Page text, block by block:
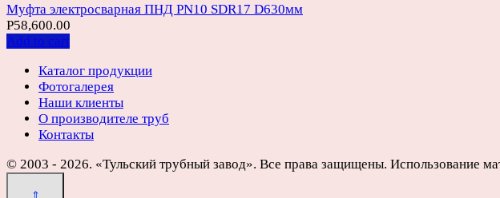
Муфта электросварная ПНД PN10 SDR17 D630мм
Р58,600.00
Add to cart
Каталог продукции
Фотогалерея
Наши клиенты
О производителе труб
Контакты
© 2003 - 2026. «Тульский трубный завод». Все права защищены. Использование